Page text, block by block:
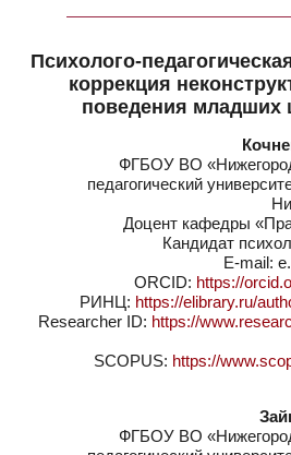
Психолого-
коррекция
поведения младших
ФГБОУ ВО
педагогический
Доцент кафедры
Кандидат
E-mail:
ORCID: https://
РИНЦ: https://elibrary.ru/
Researcher ID: https://
SCOPUS: https://
ФГБОУ ВО